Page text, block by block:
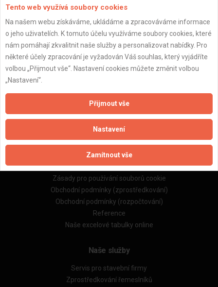
ZPĚT
Naše firmy a řemeslníci
Zpracování a ochrana osobních údajů
Zásady pro používání souborů cookie
Obchodní podmínky (zprostředkování)
Obchodní podmínky (rozpočtování)
Reference
Naše excelové tabulky online
Naše služby
Servis pro stavební firmy
Zprostředkování řemeslníků
Tento web využívá soubory cookies
Na našem webu získáváme, ukládáme a zpracováváme informace
o jeho uživatelích. K tomuto účelu využíváme soubory cookies, které
nám pomáhají zkvalitnit naše služby a personalizovat nabídky. Pro
některé účely zpracování je vyžadován Váš souhlas, který vyjádříte
volbou „Přijmout vše“. Nastavení cookies můžete změnit volbou
„Nastavení“.
Přijmout vše
Nastavení
Zamítnout vše